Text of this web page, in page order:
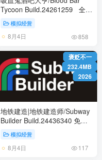
Tycoon Build.24261259 全
DLC 免安装中文版
模拟经营
8月4日 858
褒贬不一
232.4MB
2026
地铁建造|地铁建造师/Subway
Builder Build.24436340 免安
装中文版
模拟经营
8月4日 117